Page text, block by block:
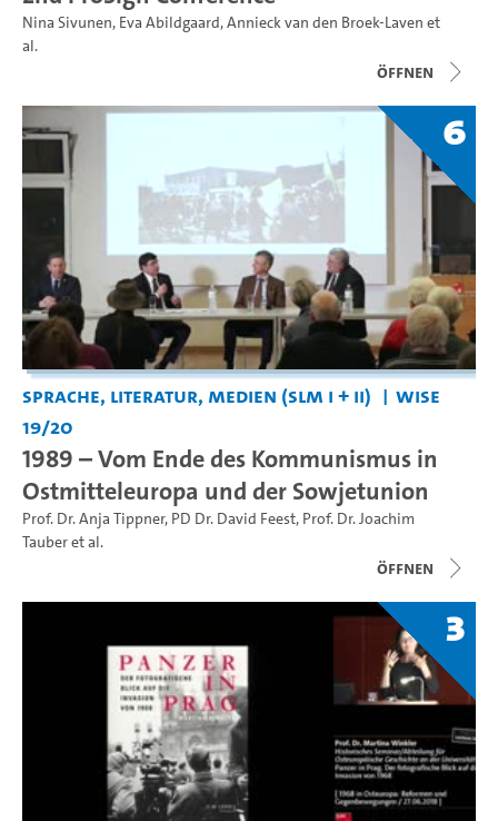
Nina Sivunen, Eva Abildgaard,Annieck van den Broek-Laven et
al.
Öffnen
6
Sprache, Literatur, Medien (SLM I + II)
WiSe
19/20
1989 – Vom Ende des Kommunismus in
Ostmitteleuropa und der Sowjetunion
Prof. Dr. Anja Tippner, PD Dr. David Feest, Prof. Dr. Joachim
Tauberet al.
Öffnen
3